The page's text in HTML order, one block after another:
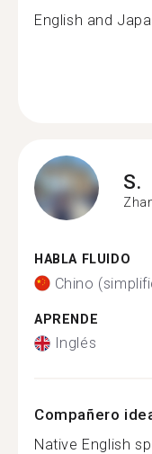
English and
S.
HABLA FLUIDO
Chino
APRENDE
Inglés
Compañero
Native English